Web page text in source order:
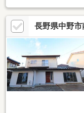
長野県中野